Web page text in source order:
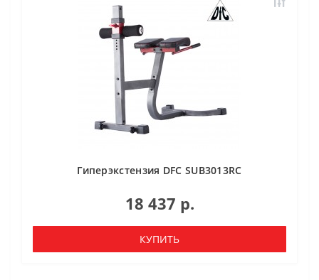
Гиперэкстензия DFC SUB3013RC
18 437 р.
КУПИТЬ